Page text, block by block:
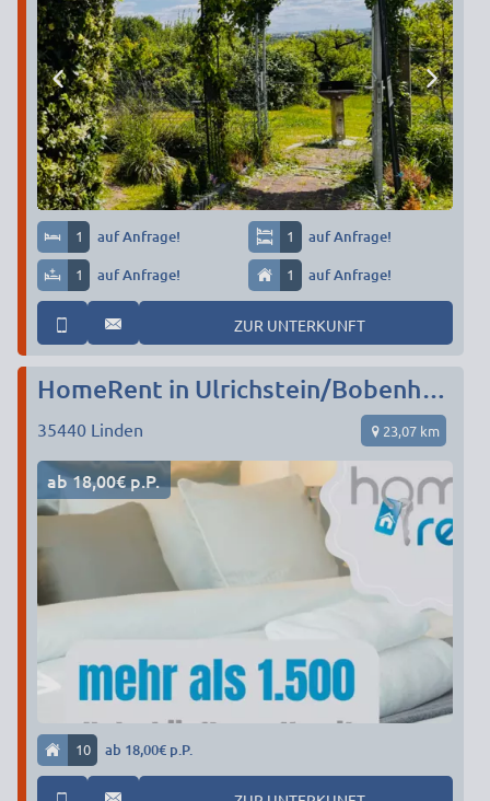
1 auf Anfrage! 1 auf Anfrage!
1 auf Anfrage! 1 auf Anfrage!
ZUR UNTERKUNFT
HomeRent in Ulrichstein/Bobenhausen und Umgebung
35440 Linden 23,07 km
ab 18,00€ p.P.
10 ab 18,00€ p.P.